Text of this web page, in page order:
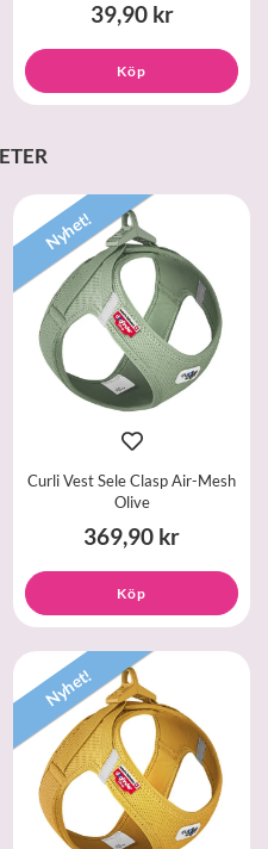
39,90 kr
Köp
Nyhet!
Curli Vest Sele Clasp Air-Mesh
Olive
369,90 kr
Köp
Nyhet!